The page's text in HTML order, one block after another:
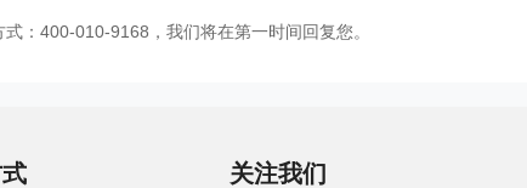
：400-010-9168，我们将在第一时间回复您。
关注我们